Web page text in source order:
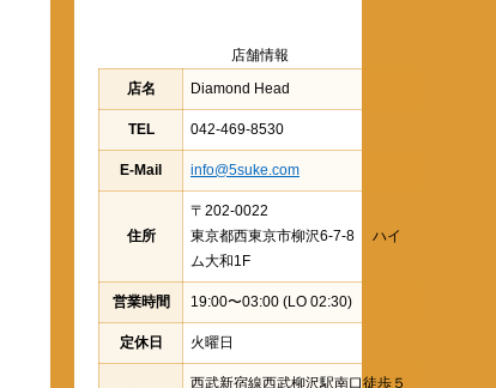
店舗情報
店名
Diamond Head
TEL 042-469-8530
E-Mail info@5suke.com
住所
〒202-0022
東京都西東京市柳沢6-7-8 ハイ
ム大和1F
営業時間 19:00〜03:00 (LO 02:30)
定休日 火曜日
西武新宿線西武柳沢駅南口徒歩５